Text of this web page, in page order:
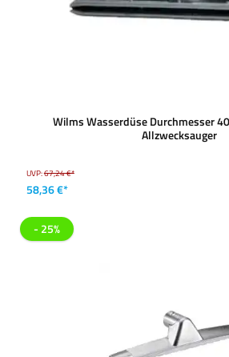
Wilms Wasserdüse Durchmesser
Allzwecksauger
UVP:67,24 €*
58,36 €*
- 25%